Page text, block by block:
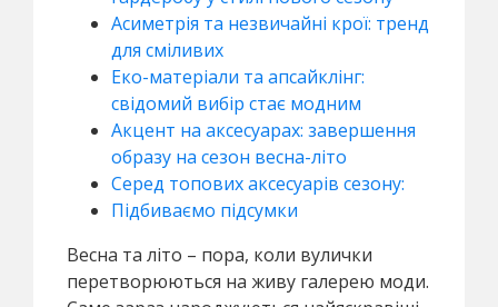
Асиметрія та незвичайні крої: тренд
для сміливих
Еко-матеріали та апсайклінг:
свідомий вибір стає модним
Акцент на аксесуарах: завершення
образу на сезон весна-літо
Серед топових аксесуарів сезону:
Підбиваємо підсумки
Весна та літо – пора, коли вулички
перетворюються на живу галерею моди.